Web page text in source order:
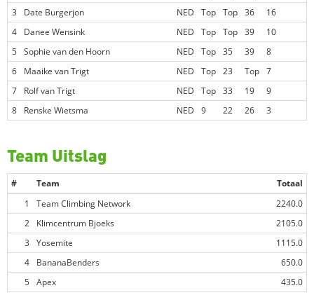
3
Date Burgerjon NED Top Top 36
16
4
Danee Wensink NED Top Top 39
10
5 Sophie van den Hoorn NED Top 35 39
8
6
Maaike van Trigt NED Top 23 Top 7
7
Rolf van Trigt NED Top 33 19
9
8
Renske Wietsma NED 9 22 26 3
Team Uitslag
# Team
Totaal
1
Team Climbing Network
2240.0
2
Klimcentrum Bjoeks
2105.0
3
Yosemite
1115.0
4
BananaBenders
650.0
5 Apex 435.0